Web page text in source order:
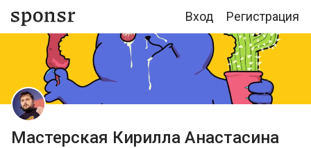
Вход Регистрация
Мастерская Кирилла Анастасина